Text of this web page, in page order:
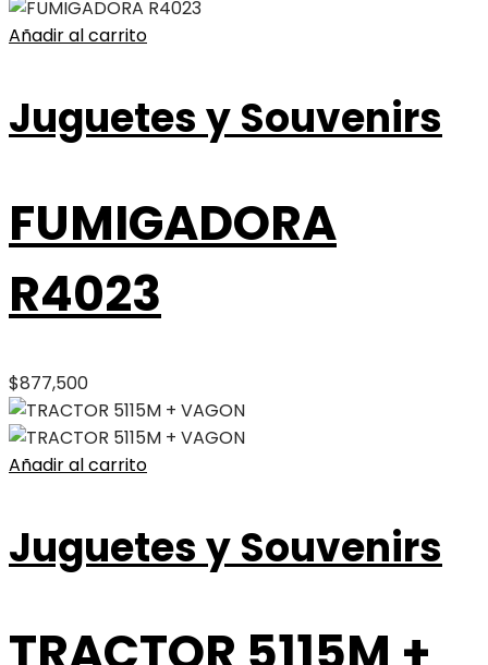
Añadir al carrito
Juguetes y Souvenirs
FUMIGADORA
R4023
$877,500
Añadir al carrito
Juguetes y Souvenirs